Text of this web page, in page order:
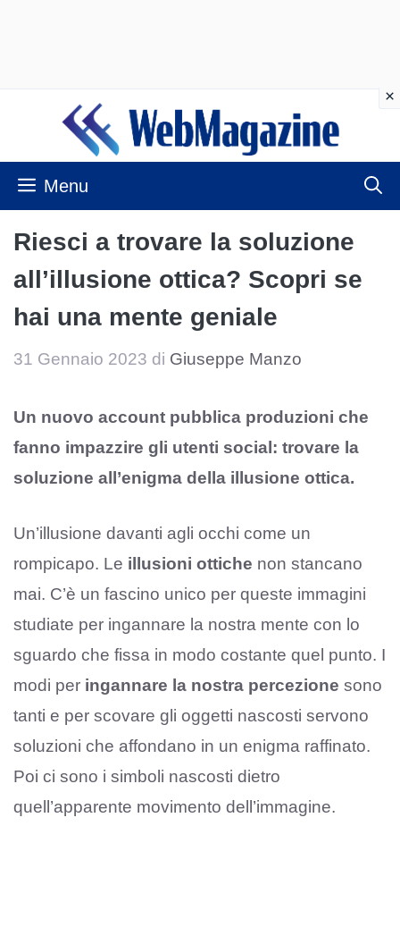
contenuto
Menu
Riesci a trovare la soluzione
all’illusione ottica? Scopri se
hai una mente geniale
31 Gennaio 2023 di Giuseppe Manzo
Un nuovo account pubblica produzioni che
fanno impazzire gli utenti social: trovare la
soluzione all’enigma della illusione ottica.
Un’illusione davanti agli occhi come un
rompicapo. Le illusioni ottiche non stancano
mai. C’è un fascino unico per queste immagini
studiate per ingannare la nostra mente con lo
sguardo che fissa in modo costante quel punto. I
modi per ingannare la nostra percezione sono
tanti e per scovare gli oggetti nascosti servono
soluzioni che affondano in un enigma raffinato.
Poi ci sono i simboli nascosti dietro
quell’apparente movimento dell’immagine.